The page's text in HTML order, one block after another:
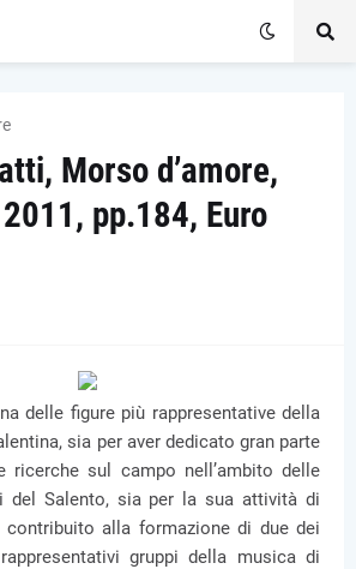
Morso d’amore,
pp.184, Euro
delle figure più rappresentative della
sia per aver dedicato gran parte
ricerche sul campo nell’ambito delle
del Salento, sia per la sua attività di
contribuito alla formazione di due dei
gruppi della musica di